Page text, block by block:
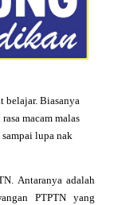
belajar. Biasanya
macam malas
lupa nak
Antaranya adalah
PTPTN yang